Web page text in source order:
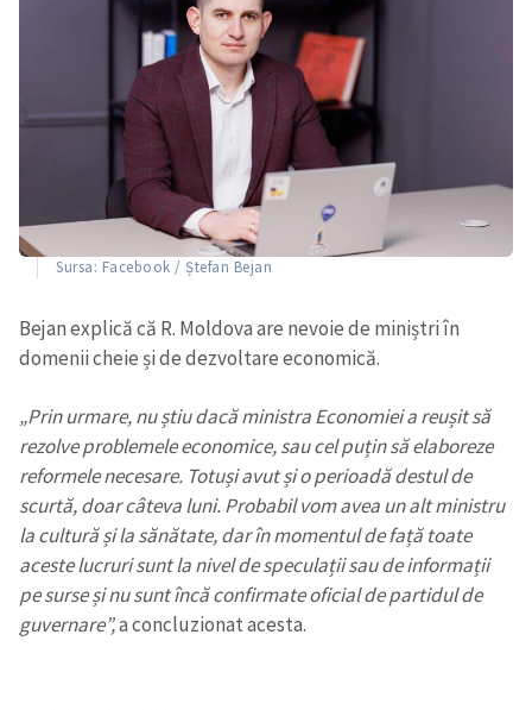
Sursa: Facebook / Ștefan Bejan
Bejan explică că R. Moldova are nevoie de miniștri în
domenii cheie și de dezvoltare economică.
„Prin urmare, nu știu dacă ministra Economiei a reușit să
rezolve problemele economice, sau cel puțin să elaboreze
reformele necesare. Totuși avut și o perioadă destul de
scurtă, doar câteva luni. Probabil vom avea un alt ministru
la cultură și la sănătate, dar în momentul de față toate
aceste lucruri sunt la nivel de speculații sau de informații
pe surse și nu sunt încă confirmate oficial de partidul de
guvernare”,a concluzionat acesta.